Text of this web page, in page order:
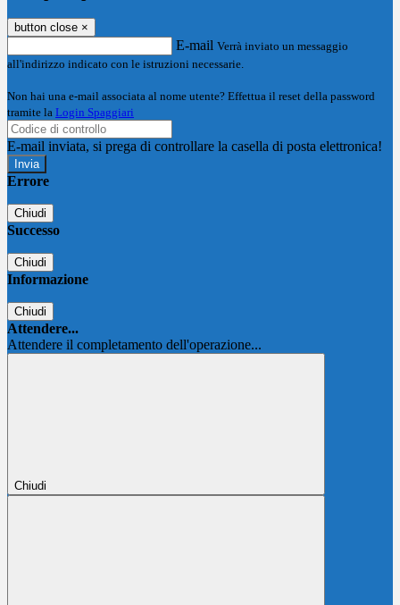
button close ×
E-mail Verrà inviato un messaggio
all'indirizzo indicato con le istruzioni necessarie.
Non hai una e-mail associata al nome utente? Effettua il reset della password
tramite la Login Spaggiari
E-mail inviata, si prega di controllare la casella di posta elettronica!
Errore
Chiudi
Successo
Chiudi
Informazione
Chiudi
Attendere...
Attendere il completamento dell'operazione...
Chiudi